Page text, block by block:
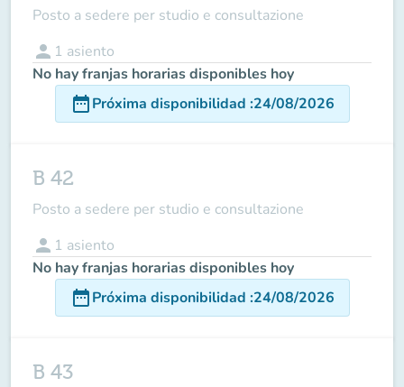
Posto a sedere per studio e consultazione
person 1 asiento
No hay franjas horarias disponibles hoy
date_rangePróxima disponibilidad :24/08/2026
B 42
Posto a sedere per studio e consultazione
person 1 asiento
No hay franjas horarias disponibles hoy
date_rangePróxima disponibilidad :24/08/2026
B 43